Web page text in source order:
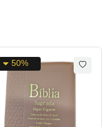
50%